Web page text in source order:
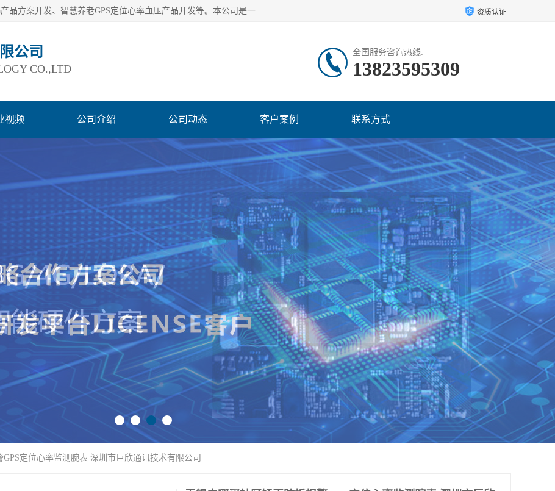
深圳市巨欣通讯技术有限公司是应用领域有：智能硬件Lora产品方案开发、智慧养老GPS定位心率血压产品开发等。本公司是一家民营高新技术企业、行业成员之一的智能硬件方案提供商，公司致力于为智能物联领域提供硬件解决方案。公司可满足不同类型客户采购需要，巨欣通讯切身体会客户对服务及时性的要求，建立了完善的售后服务系统，运用先进的互联网工具为客户提供及时、周到的服务！ 资质认证
公司
CO.,LTD
全国服务咨询热线:
13823595309
视频 公司介绍 公司动态 客户案例 联系方式
定位心率监测腕表 深圳市巨欣通讯技术有限公司